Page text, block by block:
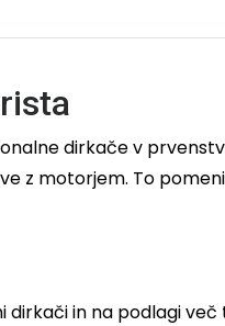
dirkače v
z motorjem. To
dirkači in na podlagi